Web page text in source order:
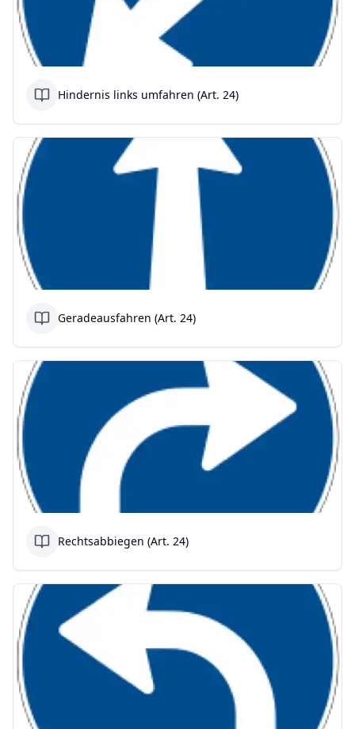
Hindernis links umfahren (Art. 24)
Geradeausfahren (Art. 24)
Rechtsabbiegen (Art. 24)